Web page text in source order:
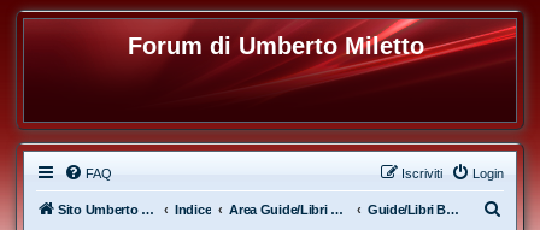
Forum di Umberto Miletto
FAQ Login
Iscriviti
Sito Umberto Miletto Indice Area Guide/Libri del Coach Umberto Miletto Guide/Libri BodyBuilding, Pesi e Kettlebell: Consigli e Suggerimenti